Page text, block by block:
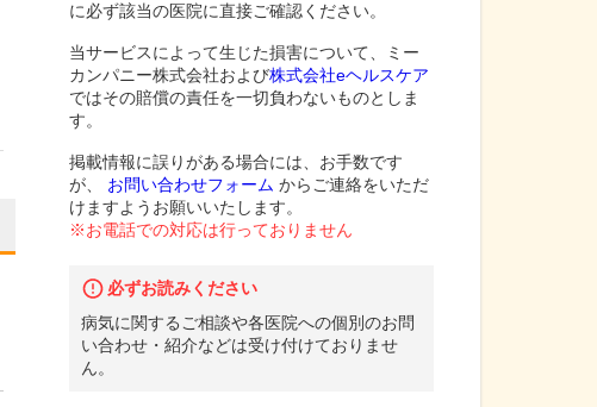
に必ず該当の医院に直接ご確認ください。
当サービスによって生じた損害について、ミー
カンパニー株式会社および株式会社eヘルスケア
ではその賠償の責任を一切負わないものとしま
す。
掲載情報に誤りがある場合には、お手数です
が、
お問い合わせフォーム からご連絡をいただ
けますようお願いいたします。
※お電話での対応は行っておりません
必ずお読みください
病気に関するご相談や各医院への個別のお問
い合わせ・紹介などは受け付けておりませ
ん。